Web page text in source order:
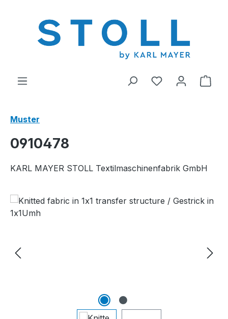
Du hast 0
Muster
0910478
KARL MAYER STOLL Textilmaschinenfabrik GmbH
Bildergalerie überspringen